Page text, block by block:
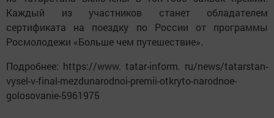
Каждый из участников станет обладателем
сертификата на поездку по России от программы
Росмолодежи «Больше чем путешествие».
Подробнее: https://www. tatar-inform. ru/news/tatarstan-
vysel-v-final-mezdunarodnoi-premii-otkryto-narodnoe-
golosovanie-5961975